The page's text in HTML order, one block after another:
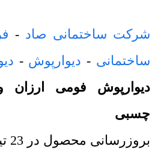
شرکت ساختمانی صاد -
ساختمانی - دیوارپوش -
چسبی
بروزرسانی محصول در 23 تیر 1405